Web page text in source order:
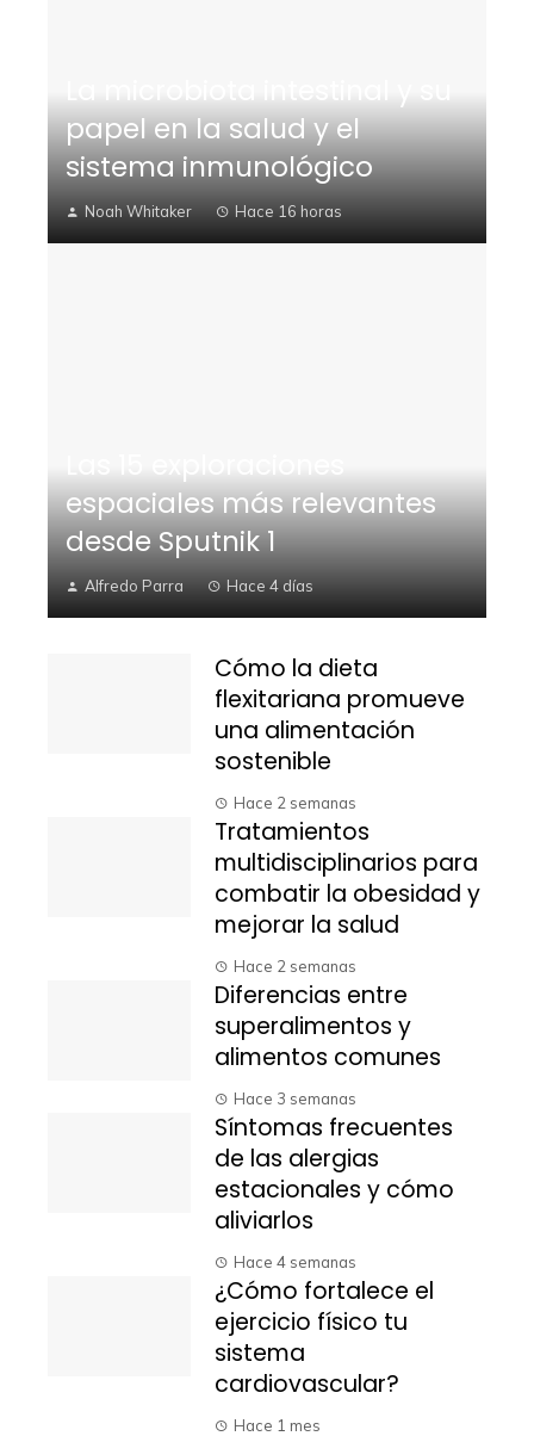
papel en la salud y el
sistema inmunológico
Noah Whitaker Hace 16 horas
espaciales más relevantes
desde Sputnik 1
Alfredo Parra Hace 4 días
Cómo la dieta
flexitariana promueve
una alimentación
sostenible
Hace 2 semanas
Tratamientos
multidisciplinarios para
combatir la obesidad y
mejorar la salud
Hace 2 semanas
Diferencias entre
superalimentos y
alimentos comunes
Hace 3 semanas
Síntomas frecuentes
de las alergias
estacionales y cómo
aliviarlos
Hace 4 semanas
¿Cómo fortalece el
ejercicio físico tu
sistema
cardiovascular?
Hace 1 mes